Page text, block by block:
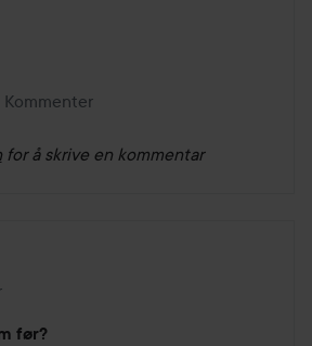
Kommenter
for å skrive en kommentar
ble opprettet 2 dager
før?